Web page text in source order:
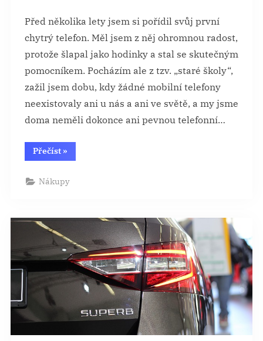
Před několika lety jsem si pořídil svůj první
chytrý telefon. Měl jsem z něj ohromnou radost,
protože šlapal jako hodinky a stal se skutečným
pomocníkem. Pocházím ale z tzv. „staré školy“,
zažil jsem dobu, kdy žádné mobilní telefony
neexistovaly ani u nás a ani ve světě, a my jsme
doma neměli dokonce ani pevnou telefonní…
Přečíst“Reklamní
blok
mohl
například
firemní
školení”
»
Nákupy